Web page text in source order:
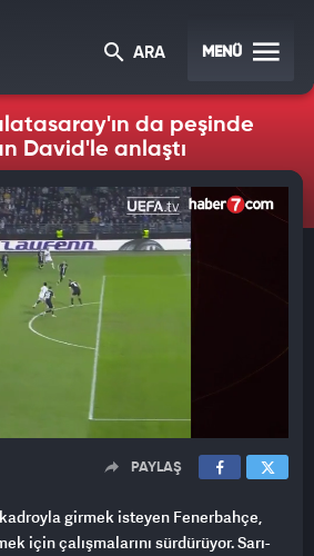
ARA MENÜ
da peşinde
David'le anlaştı
PAYLAŞ
girmek isteyen Fenerbahçe,
için çalışmalarını sürdürüyor. Sarı-